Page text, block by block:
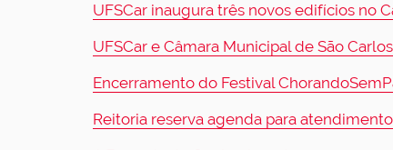
UFSCar inaugura três novos edifícios no
UFSCar e Câmara Municipal de São
Encerramento do Festival
Reitoria reserva agenda para